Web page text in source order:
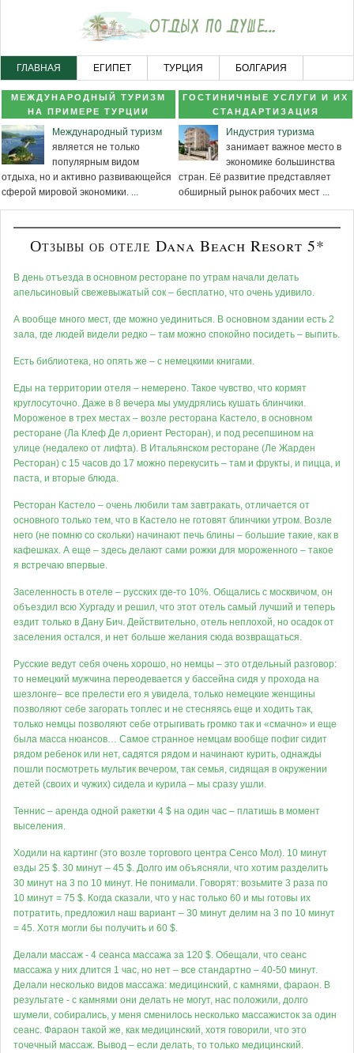
ГЛАВНАЯ ЕГИПЕТ ТУРЦИЯ БОЛГАРИЯ
ЧЕРНОГОРИЯ НОВОСТНОЙ РАЗДЕЛ КАРТА САЙТА
МЕЖДУНАРОДНЫЙ ТУРИЗМ
НА ПРИМЕРЕ ТУРЦИИ
Международный туризм
является не только
популярным видом
отдыха, но и активно развивающейся
сферой мировой экономики. ...
ГОСТИНИЧНЫЕ УСЛУГИ И ИХ
СТАНДАРТИЗАЦИЯ
Индустрия туризма
занимает важное место в
экономике большинства
стран. Её развитие представляет
обширный рынок рабочих мест ...
Отзывы об отеле Dana Beach Resort 5*
В день отъезда в основном ресторане по утрам начали делать
апельсиновый свежевыжатый сок – бесплатно, что очень удивило.
А вообще много мест, где можно уединиться. В основном здании есть 2
зала, где людей видели редко – там можно спокойно посидеть – выпить.
Есть библиотека, но опять же – с немецкими книгами.
Еды на территории отеля – немерено. Такое чувство, что кормят
круглосуточно. Даже в 8 вечера мы умудрялись кушать блинчики.
Мороженое в трех местах – возле ресторана Кастело, в основном
ресторане (Ла Клеф Де л,ориент Ресторан), и под ресепшином на
улице (недалеко от лифта). В Итальянском ресторане (Ле Жарден
Ресторан) с 15 часов до 17 можно перекусить – там и фрукты, и пицца, и
паста, и вторые блюда.
Ресторан Кастело – очень любили там завтракать, отличается от
основного только тем, что в Кастело не готовят блинчики утром. Возле
него (не помню со скольки) начинают печь блины – большие такие, как в
кафешках. А еще – здесь делают сами рожки для мороженного – такое
я встречаю впервые.
Заселенность в отеле – русских где-то 10%. Общались с москвичом, он
объездил всю Хургаду и решил, что этот отель самый лучший и теперь
ездит только в Дану Бич. Действительно, отель неплохой, но осадок от
заселения остался, и нет больше желания сюда возвращаться.
Русские ведут себя очень хорошо, но немцы – это отдельный разговор:
то немецкий мужчина переодевается у бассейна сидя у прохода на
шезлонге– все прелести его я увидела, только немецкие женщины
позволяют себе загорать топлес и не стесняясь еще и ходить так,
только немцы позволяют себе отрыгивать громко так и «смачно» и еще
была масса нюансов… Самое странное немцам вообще пофиг сидит
рядом ребенок или нет, садятся рядом и начинают курить, однажды
пошли посмотреть мультик вечером, так семья, сидящая в окружении
детей (своих и чужих) сидела и курила – мы сразу ушли.
Теннис – аренда одной ракетки 4 $ на один час – платишь в момент
выселения.
Ходили на картинг (это возле торгового центра Сенсо Мол). 10 минут
езды 25 $. 30 минут – 45 $. Долго им объясняли, что хотим разделить
30 минут на 3 по 10 минут. Не понимали. Говорят: возьмите 3 раза по
10 минут = 75 $. Когда сказали, что у нас только 60 и мы готовы их
потратить, предложил наш вариант – 30 минут делим на 3 по 10 минут
= 45. Хотя могли бы получить и 60 $.
Делали массаж - 4 сеанса массажа за 120 $. Обещали, что сеанс
массажа у них длится 1 час, но нет – все стандартно – 40-50 минут.
Делали несколько видов массажа: медицинский, с камнями, фараон. В
результате - с камнями они делать не могут, нас положили, долго
шумели, собирались, у меня сменилось несколько массажисток за один
сеанс. Фараон такой же, как медицинский, хотя говорили, что это
точечный массаж. Вывод – если делать, то только медицинский.